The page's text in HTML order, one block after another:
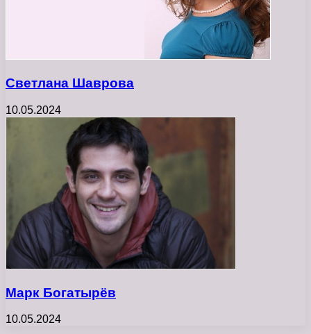
Светлана Шаврова
10.05.2024
Марк Богатырёв
10.05.2024